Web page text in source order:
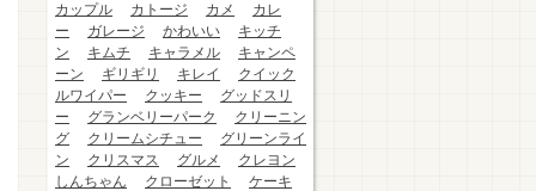
カップル
カトージ カメ
カレ
ー
ガレージ かわいい
キッチ
ン
キムチ キャラメル
キャンペ
ーン
ギリギリ キレイ
クイック
ルワイパー
クッキー
グッドスリ
ー
グランベリーパーク
クリーニン
グ
クリームシチュー
グリーンライ
ン
クリスマス グルメ
クレヨン
しんちゃん
クローゼット
ケーキ